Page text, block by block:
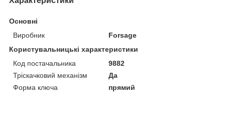
Основні
Виробник
Forsage
Користувальницькі характеристики
Код постачальника
9882
Тріскачковий механізм
Да
Форма ключа
прямий